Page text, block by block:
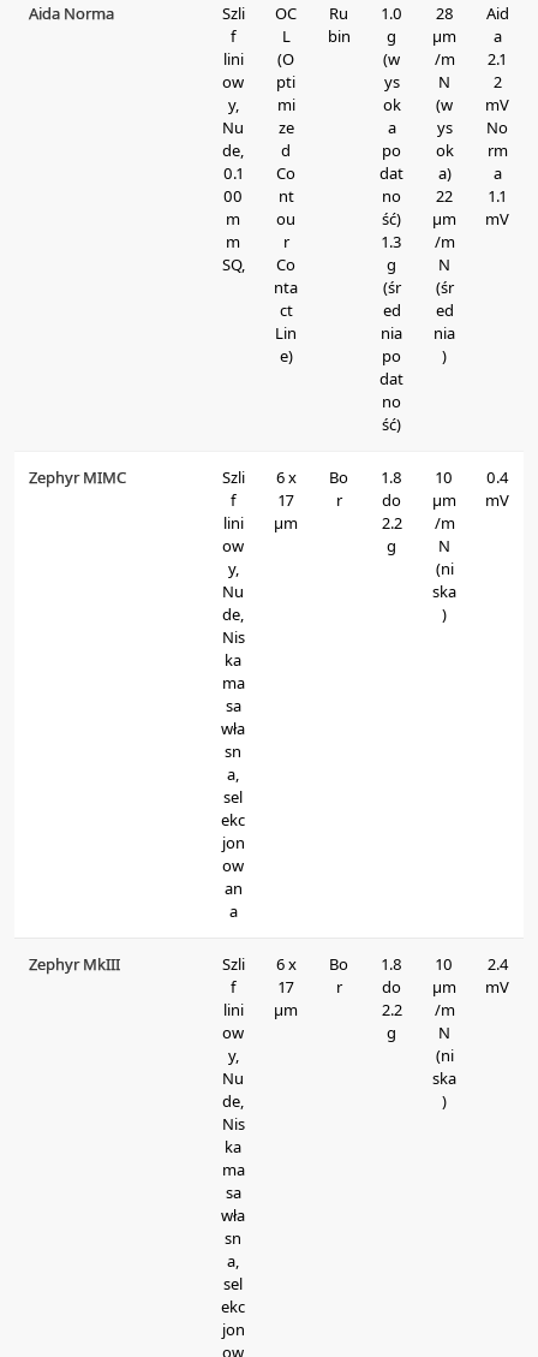
Aida Norma
Szli
f
lini
ow
y,
Nu
de,
0.1
00
m
m
SQ,
OC
L
(O
pti
mi
ze
d
Co
nt
ou
r
Co
nta
ct
Lin
e)
Ru
bin
1.0
g
(w
ys
ok
a
po
dat
no
ść)
1.3
g
(śr
ed
nia
po
dat
no
ść)
28
μm
/m
N
(w
ys
ok
a)
22
μm
/m
N
(śr
ed
nia
)
Aid
a
2.1
2
mV
No
rm
a
1.1
mV
Zephyr MIMC
Szli
f
lini
ow
y,
Nu
de,
Nis
ka
ma
sa
wła
sn
a,
sel
ekc
jon
ow
an
a
6 x
17
μm
Bo
r
1.8
do
2.2
g
10
μm
/m
N
(ni
ska
)
0.4
mV
Zephyr MkIII
Szli
f
lini
ow
y,
Nu
de,
Nis
ka
ma
sa
wła
sn
a,
sel
ekc
jon
ow
6 x
17
μm
Bo
r
1.8
do
2.2
g
10
μm
/m
N
(ni
ska
)
2.4
mV